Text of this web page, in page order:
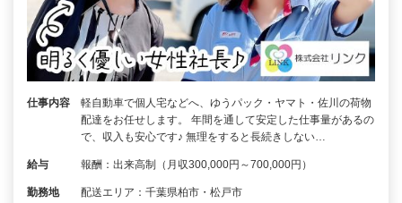
仕事内容
軽自動車で個人宅などへ、ゆうパック・ヤマト・佐川の荷物
配達をお任せします。 年間を通して安定した仕事量があるの
で、収入も安心です♪ 無理をすると長続きしない…
給与 報酬：出来高制（月収300,000円～700,000円）
勤務地 配送エリア：千葉県柏市・松戸市